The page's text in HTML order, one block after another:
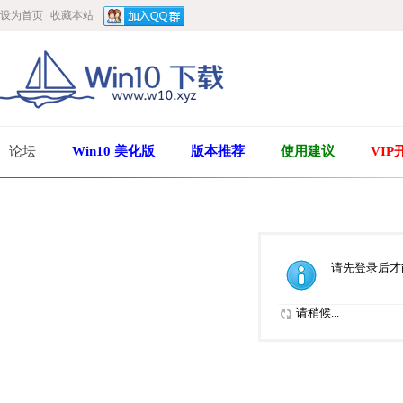
设为首页 收藏本站
论坛 Win10 美化版 版本推荐 使用建议 VIP
请先登录后
请稍候...